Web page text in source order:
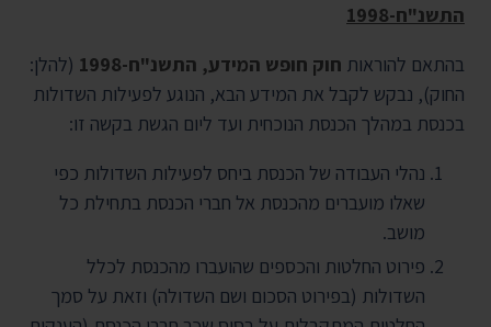
התשנ"ח-1998
בהתאם להוראות חוק חופש המידע, התשנ"ח­-1998
(להלן:
החוק), נבקש לקבל את המידע הבא, הנוגע לפעילות השדולות
בכנסת במהלך הכנסת הנוכחית ועד ליום הגשת בקשה זו:
נהלי העבודה של הכנסת ביחס לפעילות השדולות כפי
שאלו מועברים מהכנסת אל חברי הכנסת בתחילת כל
מושב.
פירוט החלטות והכספים שהועברו מהכנסת לכלל
השדולות (בפירוט הסכום ושם השדולה) וזאת על סמך